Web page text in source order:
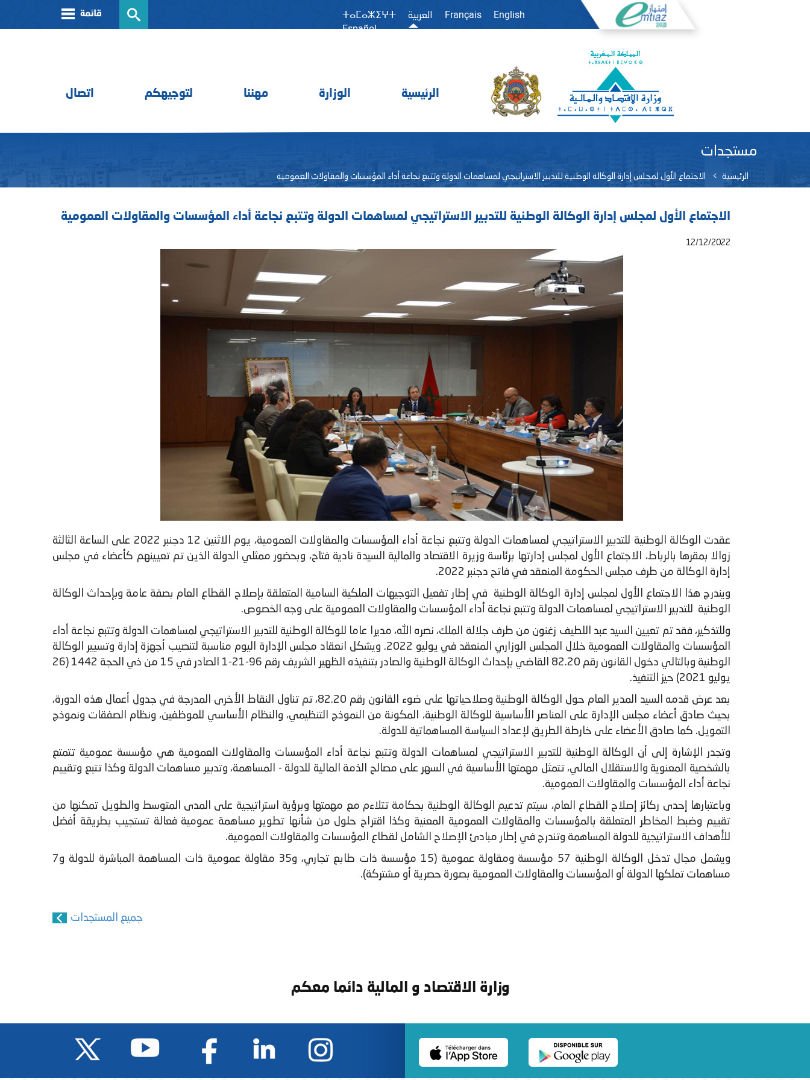
ⵜⴰⵎⴰⵣⵉⵖⵜ العربية Français
English
Español
الرئيسية الوزارة مهننا لتوجيهكم اتصال
مستجدات
الرئيسية الاجتماع الأول لمجلس إدارة الوكالة الوطنية للتدبير الاستراتيجي لمساهمات الدولة وتتبع نجاعة أداء المؤسسات والمقاولات العمومية
الاجتماع الأول لمجلس إدارة الوكالة الوطنية للتدبير الاستراتيجي لمساهمات الدولة وتتبع نجاعة أداء المؤسسات والمقاولات العمومية
12/12/2022
عقدت الوكالة الوطنية للتدبير الاستراتيجي لمساهمات الدولة وتتبع نجاعة أداء المؤسسات والمقاولات العمومية، يوم الاثنين 12 دجنبر 2022 على الساعة الثالثة
زوالا بمقرها بالرباط، الاجتماع الأول لمجلس إدارتها برئاسة وزيرة الاقتصاد والمالية السيدة نادية فتاح، وبحضور ممثلي الدولة الذين تم تعيينهم كأعضاء في مجلس
إدارة الوكالة من طرف مجلس الحكومة المنعقد في فاتح دجنبر 2022.
ويندرج هذا الاجتماع الأول لمجلس إدارة الوكالة الوطنية في إطار تفعيل التوجيهات الملكية السامية المتعلقة بإصلاح القطاع العام بصفة عامة وبإحداث الوكالة
الوطنية للتدبير الاستراتيجي لمساهمات الدولة وتتبع نجاعة أداء المؤسسات والمقاولات العمومية على وجه الخصوص.
وللتذكير، فقد تم تعيين السيد عبد اللطيف زغنون من طرف جلالة الملك، نصره الله، مديرا عاما للوكالة الوطنية للتدبير الاستراتيجي لمساهمات الدولة وتتبع نجاعة أداء
المؤسسات والمقاولات العمومية خلال المجلس الوزاري المنعقد في يوليو 2022. ويشكل انعقاد مجلس الإدارة اليوم مناسبة لتنصيب أجهزة إدارة وتسيير الوكالة
الوطنية وبالتالي دخول القانون رقم 82.20 القاضي بإحداث الوكالة الوطنية والصادر بتنفيذه الظهير الشريف رقم 96-21-1 الصادر في 15 من ذي الحجة 1442 (26
يوليو 2021) حيز التنفيذ.
بعد عرض قدمه السيد المدير العام حول الوكالة الوطنية وصلاحياتها على ضوء القانون رقم 82.20، تم تناول النقاط الأخرى المدرجة في جدول أعمال هذه الدورة،
بحيث صادق أعضاء مجلس الإدارة على العناصر الأساسية للوكالة الوطنية، المكونة من النموذج التنظيمي، والنظام الأساسي للموظفين، ونظام الصفقات ونموذج
التمويل. كما صادق الأعضاء على خارطة الطريق لإعداد السياسة المساهماتية للدولة.
وتجدر الإشارة إلى أن الوكالة الوطنية للتدبير الاستراتيجي لمساهمات الدولة وتتبع نجاعة أداء المؤسسات والمقاولات العمومية هي مؤسسة عمومية تتمتع
بالشخصية المعنوية والاستقلال المالي، تتمثل مهمتها الأساسية في السهر على مصالح الذمة المالية للدولة - المساهمة، وتدبير مساهمات الدولة وكذا تتبع وتقييم
نجاعة أداء المؤسسات والمقاولات العمومية.
وباعتبارها إحدى ركائز إصلاح القطاع العام، سيتم تدعيم الوكالة الوطنية بحكامة تتلاءم مع مهمتها وبرؤية استراتيجية على المدى المتوسط والطويل تمكنها من
تقييم وضبط المخاطر المتعلقة بالمؤسسات والمقاولات العمومية المعنية وكذا اقتراح حلول من شأنها تطوير مساهمة عمومية فعالة تستجيب بطريقة أفضل
للأهداف الاستراتيجية للدولة المساهمة وتندرج في إطار مبادئ الإصلاح الشامل لقطاع المؤسسات والمقاولات العمومية.
ويشمل مجال تدخل الوكالة الوطنية 57 مؤسسة ومقاولة عمومية (15 مؤسسة ذات طابع تجاري، و35 مقاولة عمومية ذات المساهمة المباشرة للدولة و7
مساهمات تملكها الدولة أو المؤسسات والمقاولات العمومية بصورة حصرية أو مشتركة).
جميع المستجدات
وزارة الاقتصاد و المالية دائما معكم